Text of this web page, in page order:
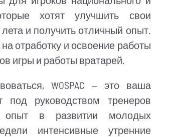
хотят улучшить свои
и получить отличный опыт.
отработку и освоение работы
игры и работы вратарей.
WOSPAC — это ваша
под руководством тренеров
в развитии молодых
интенсивные утренние